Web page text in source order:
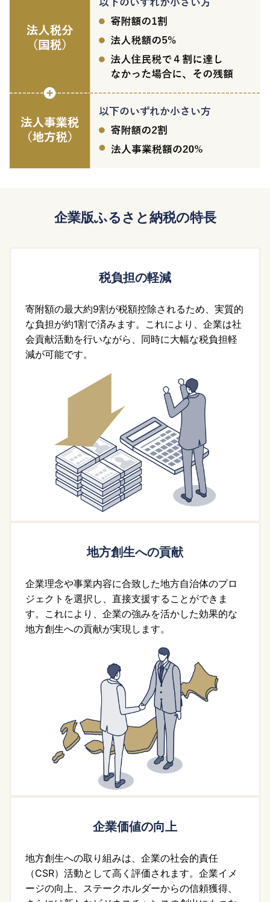
企業版ふるさと納税の特長
税負担の軽減
寄附額の最大約9割が税額控除されるため、実質的
な負担が約1割で済みます。これにより、企業は社
会貢献活動を行いながら、同時に大幅な税負担軽
減が可能です。
地方創生への貢献
企業理念や事業内容に合致した地方自治体のプロ
ジェクトを選択し、直接支援することができま
す。これにより、企業の強みを活かした効果的な
地方創生への貢献が実現します。
企業価値の向上
地方創生への取り組みは、企業の社会的責任
（CSR）活動として高く評価されます。企業イメ
ージの向上、ステークホルダーからの信頼獲得、